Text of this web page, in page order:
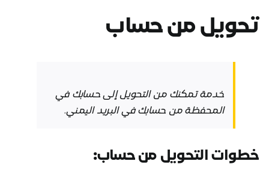
تحويل من حساب
خدمة تمكنك من التحويل إلى حسابك في
المحفظة من حسابك في البريد اليمني.
خطوات التحويل من حساب: